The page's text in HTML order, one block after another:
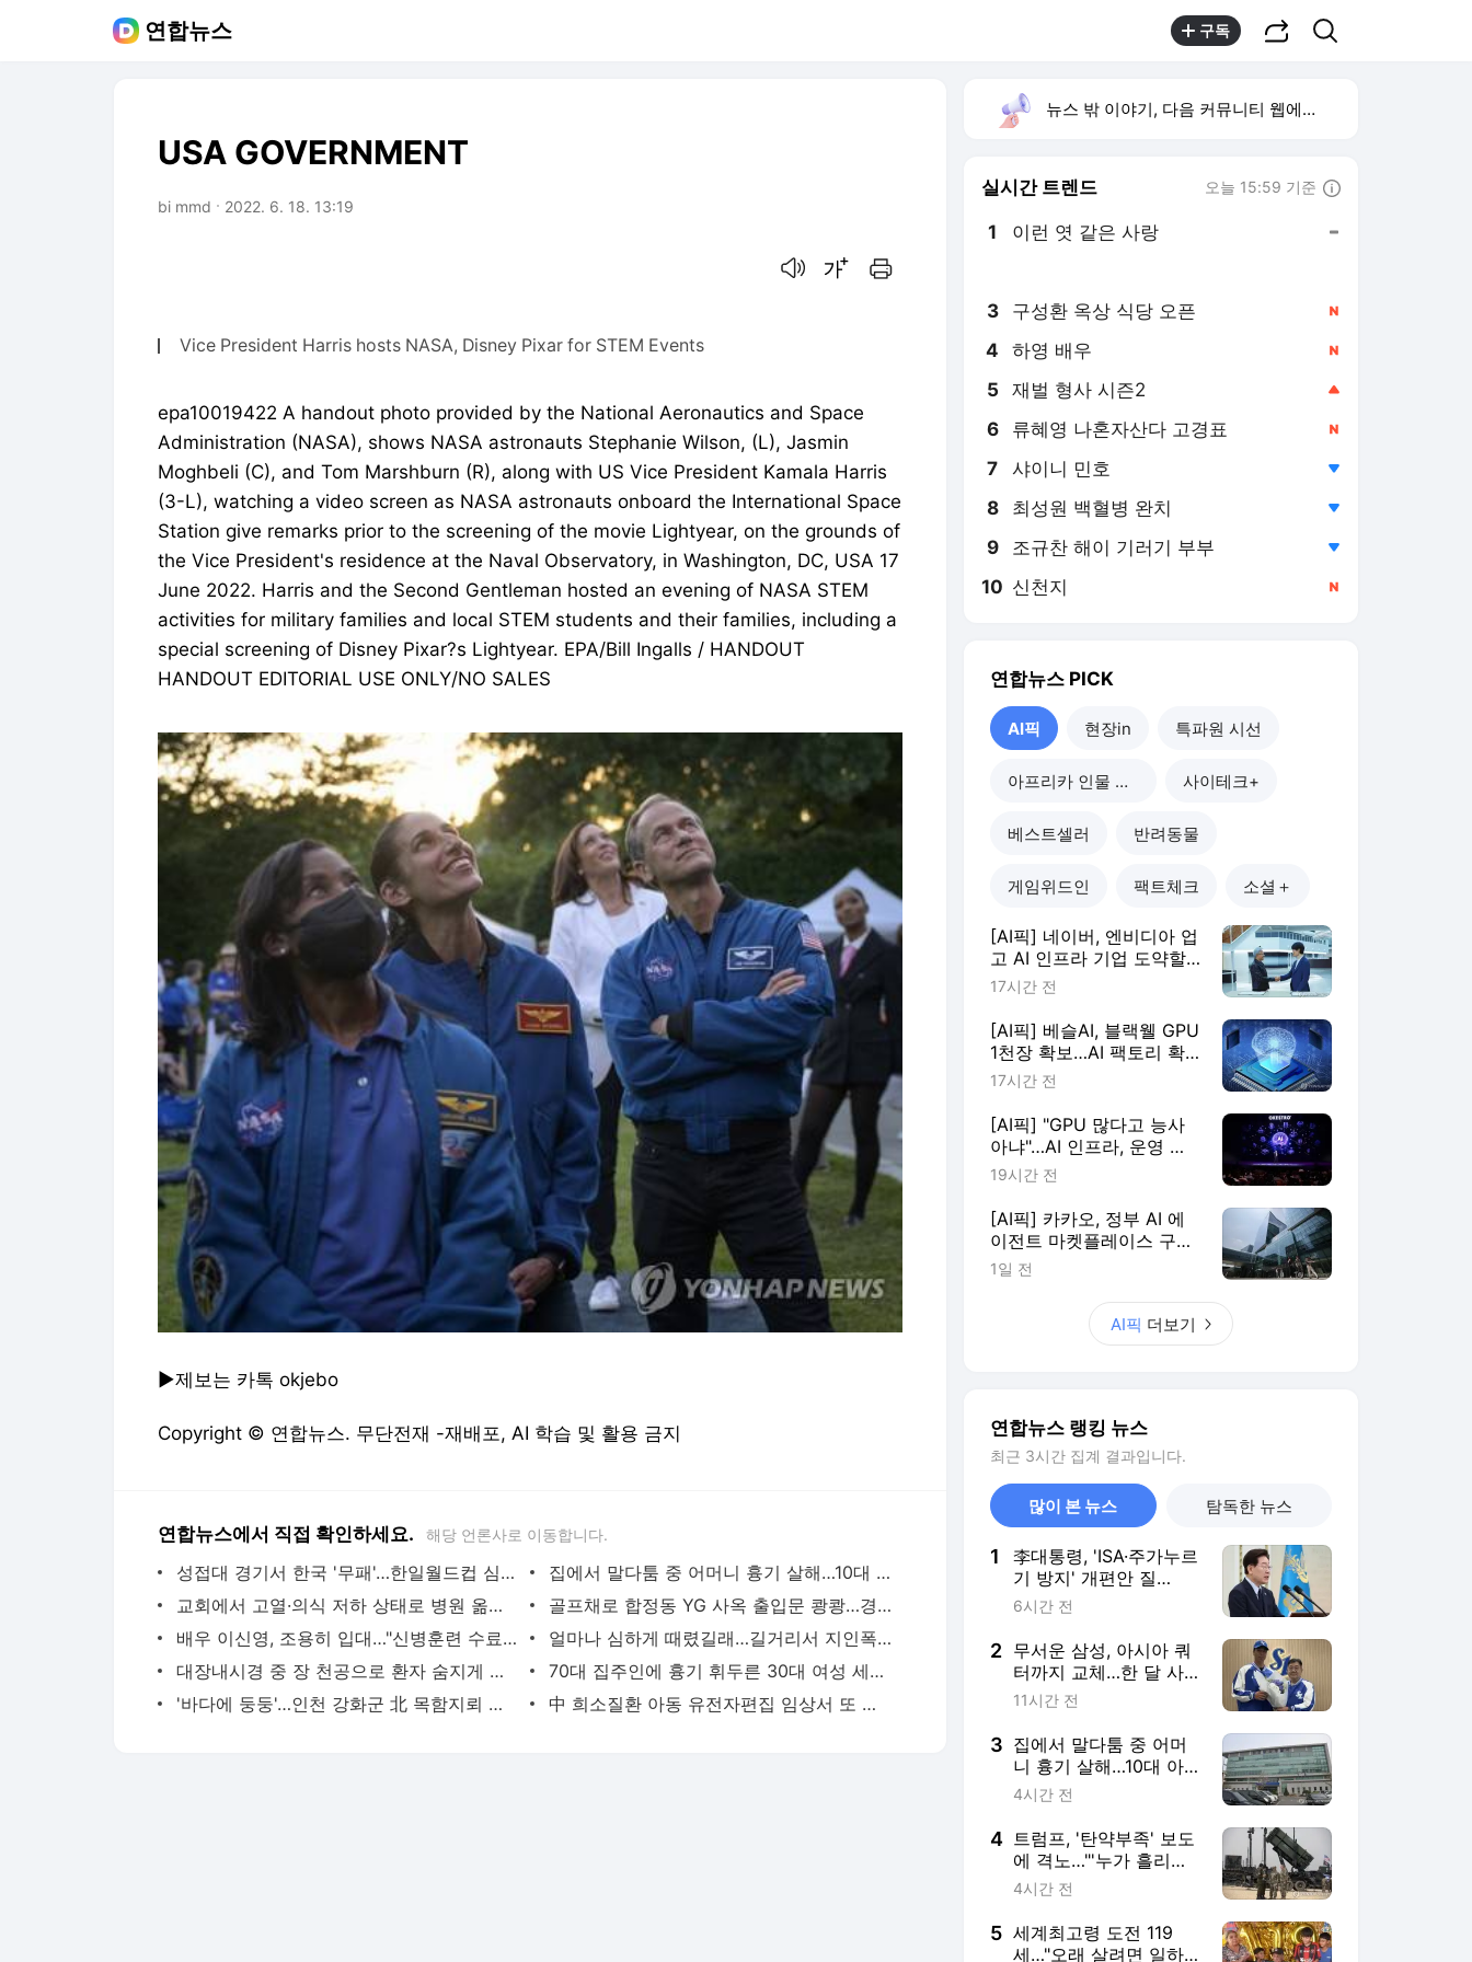
연합뉴스 구독
USA GOVERNMENT
bi mmd 2022. 6. 18. 13:19
Vice President Harris hosts NASA, Disney Pixar for STEM Events
epa10019422 A handout photo provided by the National Aeronautics and Space
Administration (NASA), shows NASA astronauts Stephanie Wilson, (L), Jasmin
Moghbeli (C), and Tom Marshburn (R), along with US Vice President Kamala Harris
(3-L), watching a video screen as NASA astronauts onboard the International Space
Station give remarks prior to the screening of the movie Lightyear, on the grounds of
the Vice President's residence at the Naval Observatory, in Washington, DC, USA 17
June 2022. Harris and the Second Gentleman hosted an evening of NASA STEM
activities for military families and local STEM students and their families, including a
special screening of Disney Pixar?s Lightyear. EPA/Bill Ingalls / HANDOUT
HANDOUT EDITORIAL USE ONLY/NO SALES
▶제보는 카톡 okjebo
Copyright © 연합뉴스. 무단전재 -재배포, AI 학습 및 활용 금지
연합뉴스에서 직접 확인하세요. 해당 언론사로 이동합니다.
성접대 경기서 한국 '무패'…한일월드컵 심판매수설 재점화될 듯 | 연합뉴스
집에서 말다툼 중 어머니 흉기 살해…10대 아들 체포 | 연합뉴스
교회에서 고열·의식 저하 상태로 병원 옮겨진 어린이 사망 | 연합뉴스
골프채로 합정동 YG 사옥 출입문 쾅쾅…경찰, 20대 여성 체포 | 연합뉴스
배우 이신영, 조용히 입대…"신병훈련 수료, 군 생활 집중" | 연합뉴스
얼마나 심하게 때렸길래…길거리서 지인폭행 50대 살인미수 혐의 | 연합뉴스
대장내시경 중 장 천공으로 환자 숨지게 한 의사 2심도 집행유예 | 연합뉴스
70대 집주인에 흉기 휘두른 30대 여성 세입자 체포 | 연합뉴스
'바다에 둥둥'…인천 강화군 北 목함지뢰 주의보 | 연합뉴스
中 희소질환 아동 유전자편집 임상서 또 숨져…안전성 논란 확산 | 연합뉴스
뉴스 밖 이야기, 다음 커뮤니티 웹에서 보기
실시간 트렌드 오늘 15:59 기준
1 이런 엿 같은 사랑
3 구성환 옥상 식당 오픈
4 하영 배우
5 재벌 형사 시즌2
6 류혜영 나혼자산다 고경표
7 샤이니 민호
8 최성원 백혈병 완치
9 조규찬 해이 기러기 부부
10 신천지
연합뉴스 PICK
AI픽 현장in 특파원 시선
아프리카 인물 열전 사이테크+
베스트셀러 반려동물
게임위드인 팩트체크 소셜＋
[AI픽] 네이버, 엔비디아 업
고 AI 인프라 기업 도약할
까
17시간 전
[AI픽] 베슬AI, 블랙웰 GPU
1천장 확보…AI 팩토리 확
장
17시간 전
[AI픽] "GPU 많다고 능사
아냐"…AI 인프라, 운영 효
율이 판가름
19시간 전
[AI픽] 카카오, 정부 AI 에
이전트 마켓플레이스 구축
한다
1일 전
AI픽 더보기
연합뉴스 랭킹 뉴스
최근 3시간 집계 결과입니다.
많이 본 뉴스 탐독한 뉴스
1
李대통령, 'ISA·주가누르
기 방지' 개편안 질
타…"전면 재검토"
6시간 전
2 무서운 삼성, 아시아 쿼
터까지 교체…한 달 사
이 외인 3명 영입
11시간 전
3 집에서 말다툼 중 어머
니 흉기 살해…10대 아
들 체포
4시간 전
4 트럼프, '탄약부족' 보도
에 격노…"'누가 흘리나'
색출 지시"
4시간 전
5 세계최고령 도전 119
세…"오래 살려면 일하